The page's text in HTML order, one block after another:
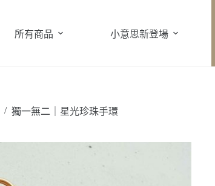
所有商品 小意思新登場
/ 獨一無二｜星光珍珠手環